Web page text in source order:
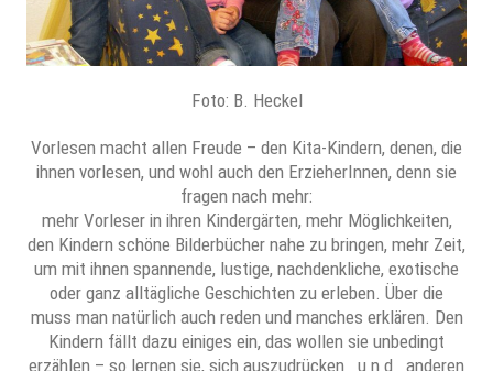
Foto: B. Heckel
Vorlesen macht allen Freude – den Kita-Kindern, denen, die
ihnen vorlesen, und wohl auch den ErzieherInnen, denn sie
fragen nach mehr:
mehr Vorleser in ihren Kindergärten, mehr Möglichkeiten,
den Kindern schöne Bilderbücher nahe zu bringen, mehr Zeit,
um mit ihnen spannende, lustige, nachdenkliche, exotische
oder ganz alltägliche Geschichten zu erleben. Über die
muss man natürlich auch reden und manches erklären. Den
Kindern fällt dazu einiges ein, das wollen sie unbedingt
erzählen – so lernen sie, sich auszudrücken u n d anderen